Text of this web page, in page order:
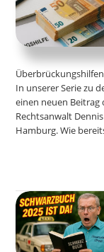
In unserer Serie zu
einen neuen Beitrag
Rechtsanwalt
Hamburg. Wie